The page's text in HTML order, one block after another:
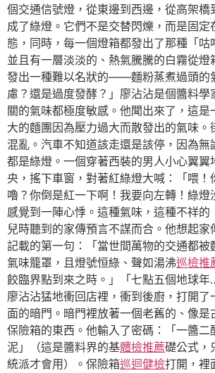
個交通信號燈，從東邊到西邊，從高架橋
成了綠燈。它們不是交替閃爍，而是固定
態，同時，每一個燈箱都發出了那種「咕
並且有一層淡淡的、熱氣騰騰的白霧從燈
發出一種難以名狀的——麵粉蒸煮過頭的
慮？還是過度發酵？」廖沾沾是個醬料學
關的氣味都極度敏感。他聞出來了，這是
大的麵團因為壓力過大而散發出的氣味。
混亂。汽車不知道該走還是該停，因為無
都是綠燈。一個穿著西裝的男人小心翼翼
央，搖下車窗，對著紅綠燈大喊：「喂！
嚕？你倒是紅一下啊！我要向左轉！綠燈
感覺到一陣心悸。這種氣味，這種不祥的
兒時聽到的家傳預言不謀而合。他想起家
記載的第一句：「當世間萬物的交通都被
氣味籠罩，且燈號恒綠、聲如湯沸巡檢推
餃臨界點到來之時。」「七點五個地球年
廖沾沾猛地衝回店裡，衝到後廚，打開了
面的暗門。暗門裡放著一個老舊的、像是
保險箱的東西。他輸入了密碼：「一醬二
泥」（這是醬料界的基體檢推薦礎公式，
統派才會用）。保險箱巡迴健檢打開，裡